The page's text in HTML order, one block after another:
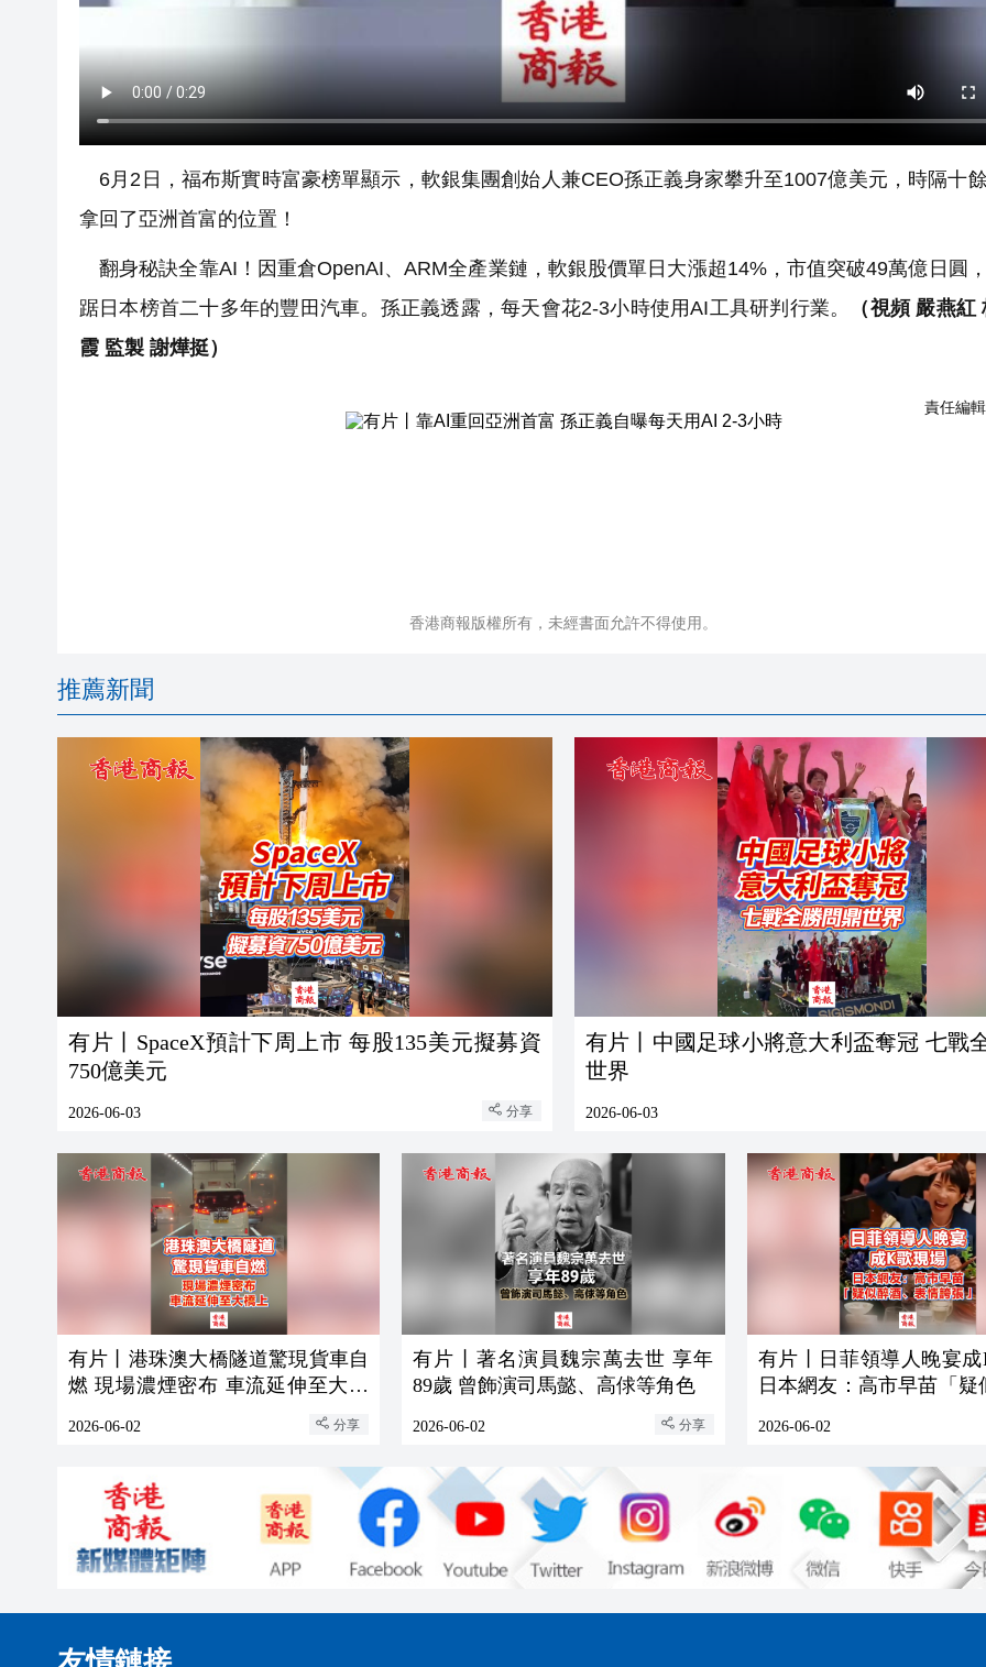
6月2日，福布斯實時富豪榜單顯示，軟銀集團創始人兼CEO孫正義身家攀升至1007億美元，時隔十
拿回了亞洲首富的位置‌！
翻身秘訣全靠AI！因重倉OpenAI、ARM全產業鏈，軟銀股價單日大漲超14%，市值突破49萬億日圓
踞日本榜首二十多年的豐田汽車。孫正義透露，每天會花2-3小時使用AI工具研判行業。
（視頻 嚴燕紅
霞 監製 謝燁挺）
責任編
香港商報版權所有，未經書面允許不得使用。
推薦新聞
有片丨SpaceX預計下周上市 每股135美元擬募資
750億美元
2026-06-03 分享
有片丨中國足球小將意大利盃奪冠 七戰
世界
2026-06-03
有片丨港珠澳大橋隧道驚現貨車自
燃 現場濃煙密布 車流延伸至大橋
2026-06-02 分享
有片丨著名演員魏宗萬去世 享年
89歲 曾飾演司馬懿、高俅等角色
2026-06-02 分享
有片丨日菲領導人晚宴
日本網友：高市早苗「疑
2026-06-02